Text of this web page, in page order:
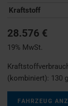
Kraftstoff
28.576 €
19% MwSt.
(kombiniert): 130
FAHRZEUG